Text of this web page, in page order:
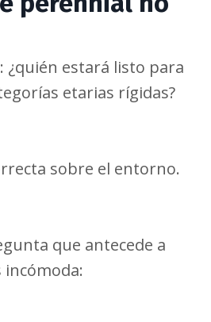
estará listo para
etarias rígidas?
sobre el entorno.
que antecede a
incómoda: